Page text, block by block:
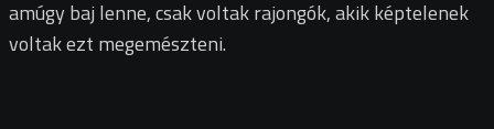
amúgy baj lenne, csak voltak rajongók, akik képtelenek
voltak ezt megemészteni.